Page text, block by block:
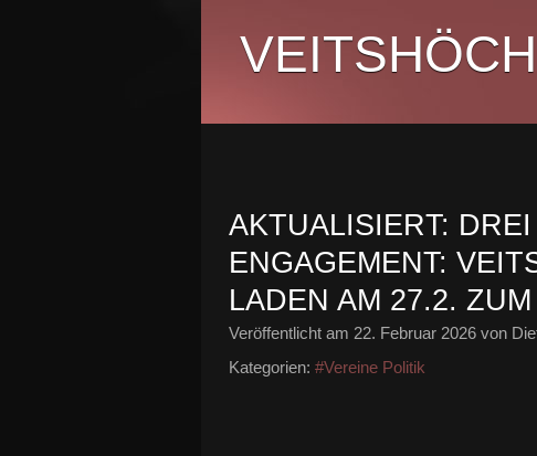
AKTUALISIERT:
ENGAGEMENT:
LADEN AM 27.2.
Veröffentlicht am 22. Februar 2026 von
Kategorien: #Vereine Politik